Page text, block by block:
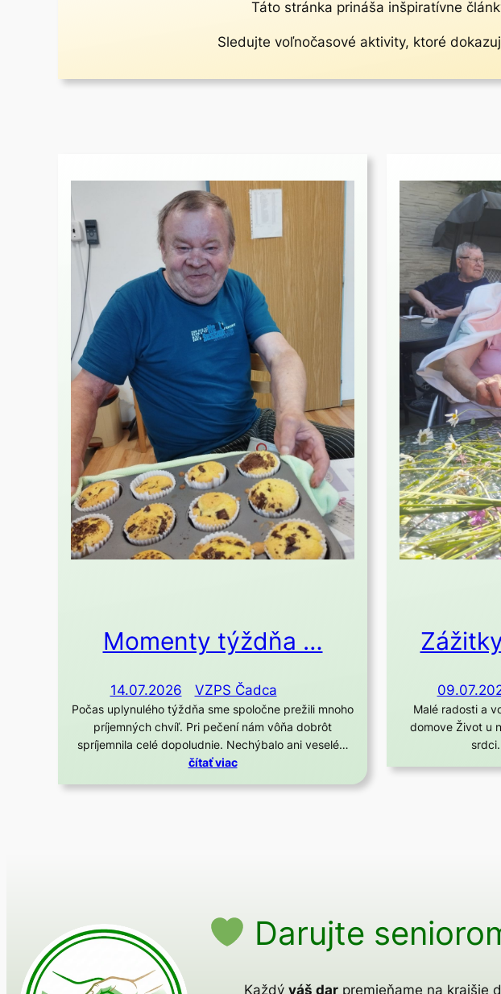
Táto stránka prináša inšpiratívne
Sledujte voľnočasové aktivity, ktoré
Momenty týždňa …
14.07.2026 VZPS Čadca
Počas uplynulého týždňa sme spoločne prežili mnoho
príjemných chvíľ. Pri pečení nám vôňa dobrôt
spríjemnila celé dopoludnie. Nechýbalo ani veselé…
čítať viac
Malé radosti a
domove Život u
Darujte
Každý váš darpremieňame na krajšie